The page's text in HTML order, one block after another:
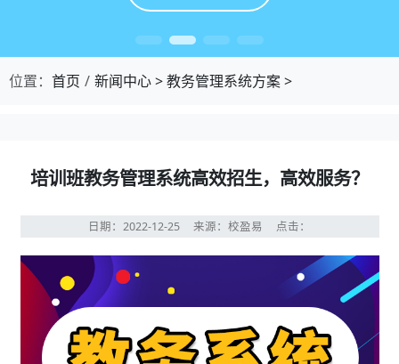
位置： 首页 新闻中心>教务管理系统方案>
培训班教务管理系统高效招生，高效服务？
日期：2022-12-25 来源：校盈易 点击：